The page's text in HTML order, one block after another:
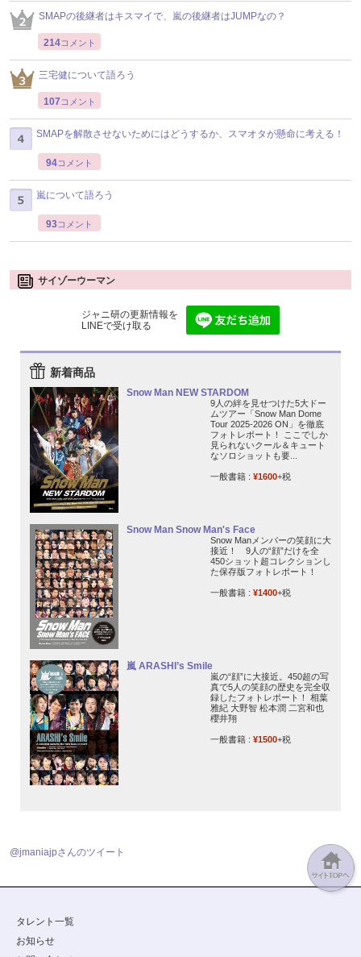
SMAPの後継者はキスマイで、嵐の後継者はJUMPなの？
214コメント
三宅健について語ろう
107 コメント
SMAPを解散させないためにはどうするか、スマオタが懸命に考える！
94コメント
嵐について語ろう
93コメント
サイゾーウーマン
ジャニ研の更新情報を
LINEで受け取る
新着商品
Snow Man NEW STARDOM
9人の絆を見せつけた5大ドー
ムツアー「Snow Man Dome
Tour 2025-2026 ON」を徹底
フォトレポート！ ここでしか
見られないクール＆キュート
なソロショットも要...
一般書籍 : ¥1600+税
Snow Man Snow Man's Face
Snow Manメンバーの笑顔に大
接近！ 9人の“顔”だけを全
450ショット超コレクションし
た保存版フォトレポート！
一般書籍 : ¥1400+税
嵐 ARASHI’s Smile
嵐の“顔”に大接近。450超の写
真で5人の笑顔の歴史を完全収
録したフォトレポート！ 相葉
雅紀 大野智 松本潤 二宮和也
櫻井翔
一般書籍 : ¥1500+税
@jmaniajpさんのツイート
タレント一覧
お知らせ